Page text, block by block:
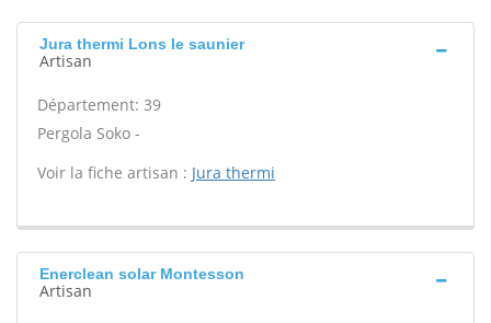
Jura thermi Lons le saunier
Artisan
Département: 39
Pergola Soko -
Voir la fiche artisan : Jura thermi
Enerclean solar Montesson
Artisan